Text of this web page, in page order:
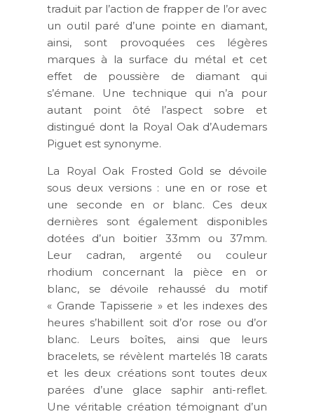
traduit par l’action de frapper de l’oravec
un outil paré d’une pointe en diamant,
ainsi, sont provoquées ces légères
marques à la surface du métal et cet
effet de poussière de diamant qui
s’émane. Une technique qui n’a pour
autant point ôté l’aspect sobre et
distingué dont la Royal Oak d’Audemars
Piguet est synonyme.
La Royal Oak Frosted Gold se dévoile
sous deux versions: une en or rose et
une seconde en or blanc. Ces deux
dernières sont également disponibles
dotées d’un boitier 33mm ou 37mm.
Leur cadran, argenté ou couleur
rhodium concernant la pièce en or
blanc, se dévoile rehaussé du motif
« Grande Tapisserie » et les indexes des
heures s’habillent soit d’or rose ou d’or
blanc. Leurs boîtes, ainsi que leurs
bracelets, se révèlent martelés 18 carats
et les deux créations sont toutes deux
parées d’une glace saphir anti-reflet.
Une véritable création témoignant d’un